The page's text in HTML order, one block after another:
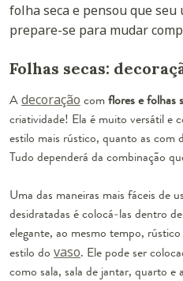
folha seca e pensou que
prepare-se para mudar
Folhas secas:
Adecoração comflores e folhas
criatividade! Ela é muito versátil e
estilo mais rústico, quanto as com
Tudo dependerá da combinação
Uma das maneiras mais fáceis de
desidratadas é colocá-las dentro
elegante, ao mesmo tempo,
estilo do vaso. Ele pode ser
como sala, sala de jantar, quarto e